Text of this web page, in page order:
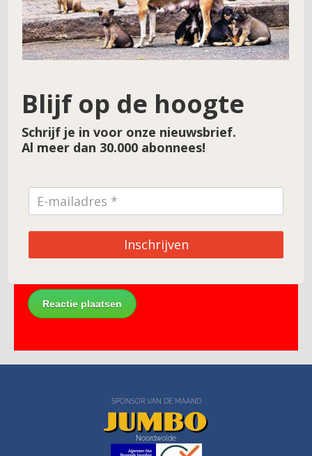
Naam*
E-mail*
SPONSOR VAN DE MAAND
Noordwolde
Blijf op de hoogte
Schrijf je in voor onze nieuwsbrief.
Al meer dan 30.000 abonnees!
Inschrijven